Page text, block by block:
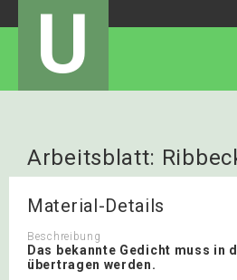
U
Arbeitsblatt:
Material-Details
Beschreibung
Das bekannte Gedicht muss in
übertragen werden.